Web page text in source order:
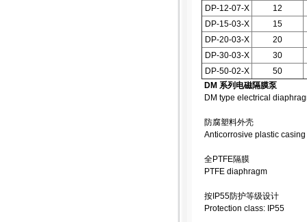
DP-12-07-X
12
DP-15-03-X
15
DP-20-03-X
20
DP-30-03-X
30
DP-50-02-X
50
DM 系列电磁隔膜泵
DM type electrical
防腐塑料外壳
Anticorrosive plastic casing
全PTFE隔膜
PTFE diaphragm
按IP55防护等级设计
Protection class: IP55